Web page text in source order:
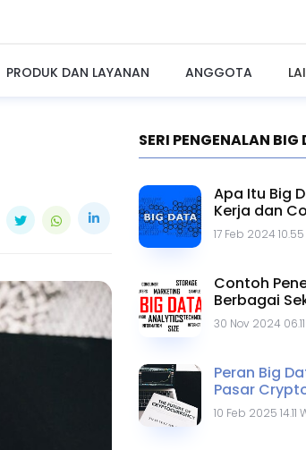
PRODUK DAN LAYANAN ANGGOTA
SERI PENGENALAN
Apa Itu Big
Kerja dan
17 Feb 2024 10.55
Contoh
Berbagai
30 Nov 2024
Peran Big
Pasar
10 Feb 2025 14.11